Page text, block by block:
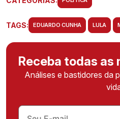
TAGS: EDUARDO CUNHA LULA
Receba todas
Análises e bastidores da